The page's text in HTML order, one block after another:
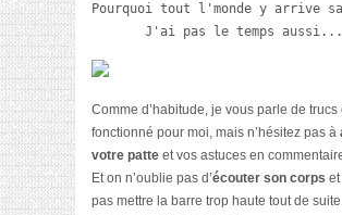
Pourquoi tout l'monde y arrive
J'ai pas le temps aussi...
Comme d’habitude, je vous parle de trucs
fonctionné pour moi, mais n’hésitez pas à
votre patte et vos astuces en
Et on n’oublie pas d’écouter son corps et
pas mettre la barre trop haute tout de